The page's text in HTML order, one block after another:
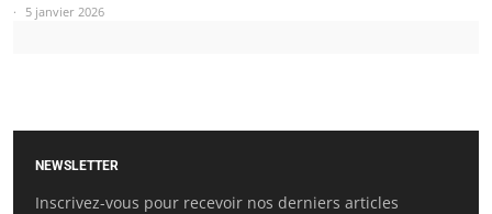
5 janvier 2026
NEWSLETTER
Inscrivez-vous pour recevoir nos derniers articles